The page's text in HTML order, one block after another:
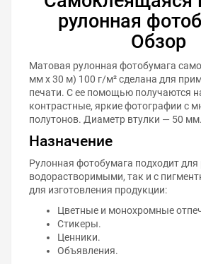
рулонная
Обзор
Матовая рулонная фотобумага
мм х 30 м) 100 г/м² сделана для
печати. С ее помощью получаются
контрастные, яркие фотографии с
полутонов. Диаметр втулки — 50 мм.
Назначение
Рулонная фотобумага подходит
водорастворимыми, так и с
для изготовления продукции:
Цветные и монохромные
Стикеры.
Ценники.
Объявления.